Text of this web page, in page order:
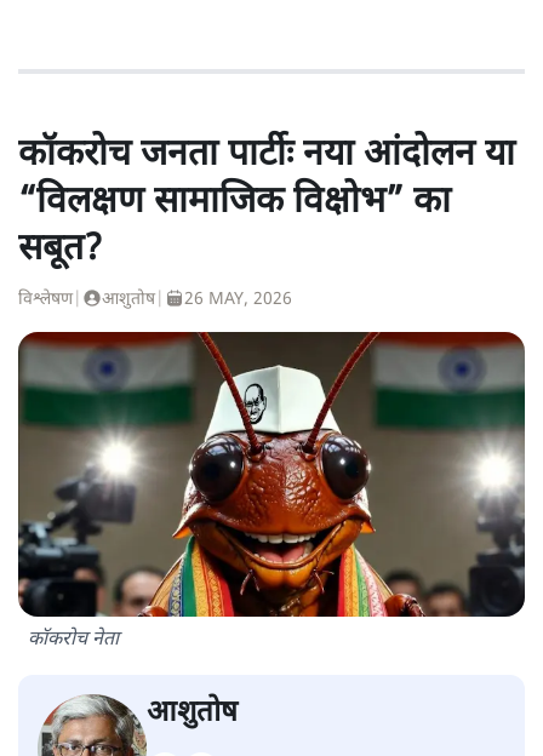
कॉकरोच जनता पार्टीः नया आंदोलन या
“विलक्षण सामाजिक विक्षोभ” का
सबूत?
विश्लेषण| आशुतोष| 26 MAY, 2026
कॉकरोच नेता
आशुतोष